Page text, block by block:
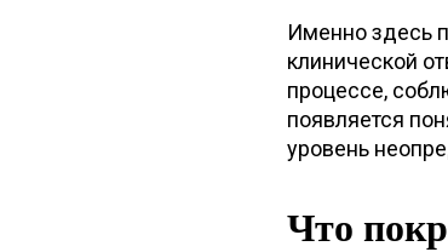
Именно здесь
клинической
процессе,
появляется
уровень
Что